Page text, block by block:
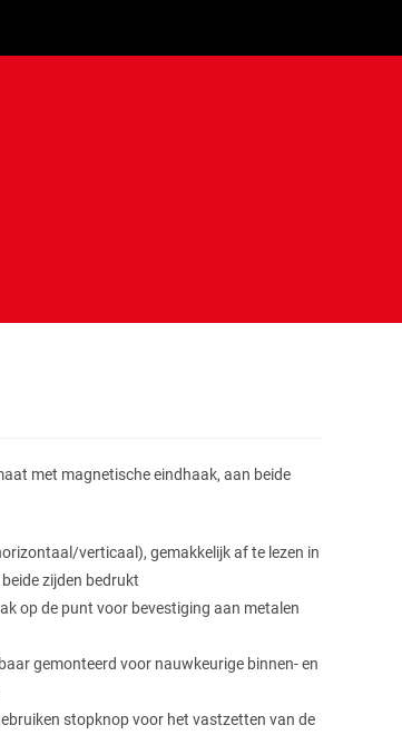
met magnetische eindhaak, aan beide
verticaal), gemakkelijk af te lezen in
zijden bedrukt
op de punt voor bevestiging aan metalen
gemonteerd voor nauwkeurige binnen- en
stopknop voor het vastzetten van de